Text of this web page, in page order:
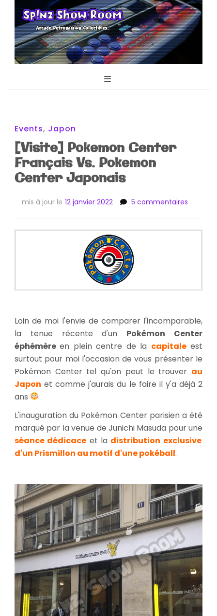
Sp!nz Show
Events, Japon
[Visite] Pokemon Center
Français Vs. Pokemon
Center Japonais
mis à jour le 12 janvier 2022 5 commentaires
Center
Loin de moi l'envie de comparer l'incomparable,
la tenue récente d'un Pokémon Center
éphémèreen plein centre de la capitaleest
surtout pour moi l'occasion de vous présenter le
Pokémon Center tel qu'on peut le trouver au
Japon et comme j'aurais du le faire il y'a déjà 2
ans
L'inauguration du Pokémon Center parisien a été
marqué par la venue de Junichi Masuda pour une
séance dédicace et la distribution exclusive
d'un Prismillon au motif d'une pokéball.